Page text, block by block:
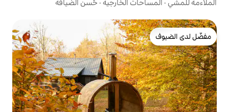
الخارجية·حُسن الضيافة